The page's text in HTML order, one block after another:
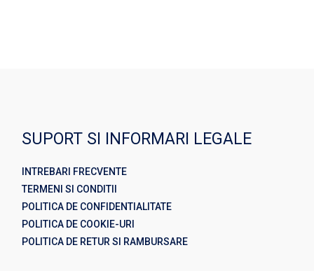
SUPORT SI INFORMARI LEGALE
INTREBARI FRECVENTE
TERMENI SI CONDITII
POLITICA DE CONFIDENTIALITATE
POLITICA DE COOKIE-URI
POLITICA DE RETUR SI RAMBURSARE